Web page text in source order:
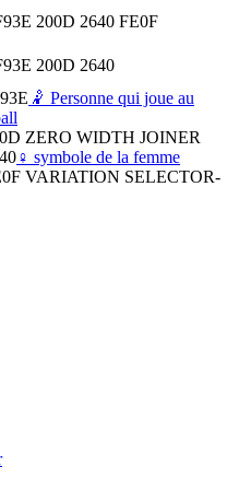
200D 2640 FE0F
200D 2640
🤾 Personne qui joue au
ZERO WIDTH JOINER
♀️ symbole de la femme
VARIATION SELECTOR-